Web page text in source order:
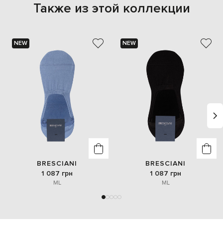
Также из этой коллекции
NEW
BRESCIANI
1 087 грн
ML
NEW
BRESCIANI
1 087 грн
ML